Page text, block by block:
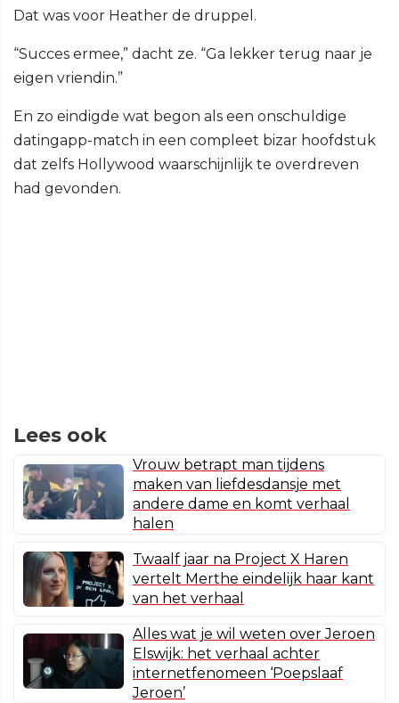
Dat was voor Heather de druppel.
“Succes ermee,” dacht ze. “Ga lekker terug naar je
eigen vriendin.”
En zo eindigde wat begon als een onschuldige
datingapp-match in een compleet bizar hoofdstuk
dat zelfs Hollywood waarschijnlijk te overdreven
had gevonden.
Lees ook
Vrouw betrapt man tijdens
maken van liefdesdansje met
andere dame en komt verhaal
halen
Twaalf jaar na Project X Haren
vertelt Merthe eindelijk haar kant
van het verhaal
Alles wat je wil weten over Jeroen
Elswijk: het verhaal achter
internetfenomeen ‘Poepslaaf
Jeroen’